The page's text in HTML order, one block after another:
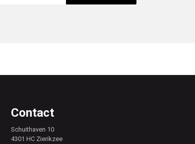
Contact
Schuithaven 10
4301 HC Zierikzee